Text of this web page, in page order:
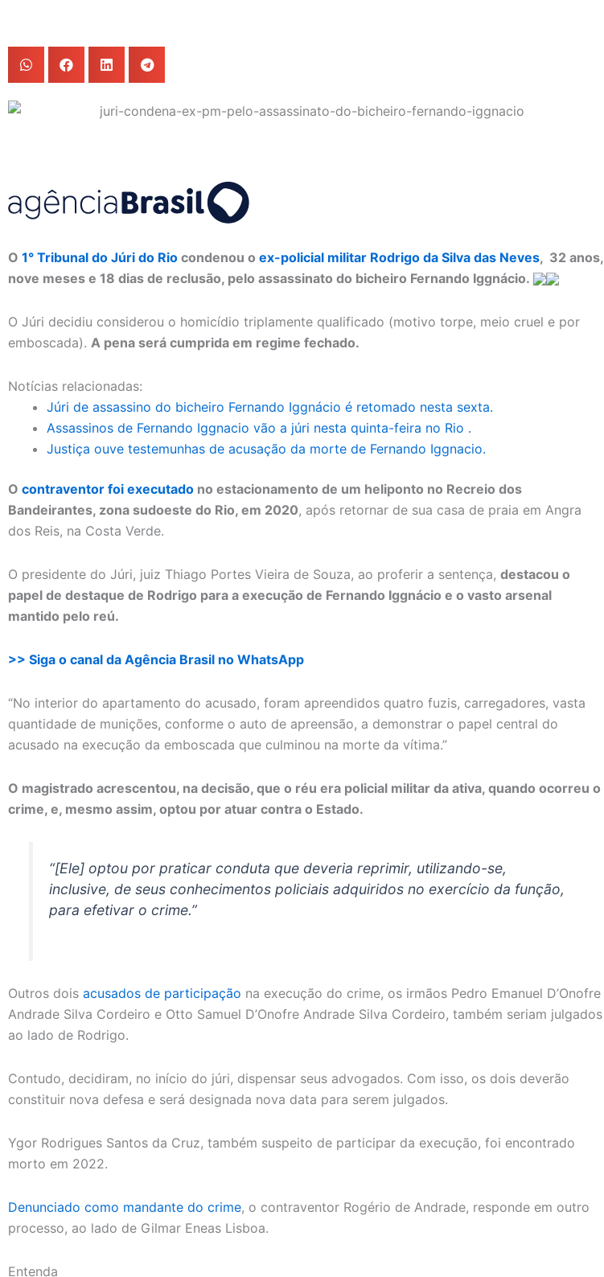
O 1° Tribunal do Júri do Rio condenou o ex-policial militar Rodrigo da Silva das Neves, 32 anos,
nove meses e 18 dias de reclusão, pelo assassinato do bicheiro Fernando Iggnácio.
O Júri decidiu considerou o homicídio triplamente qualificado (motivo torpe, meio cruel e por
emboscada). A pena será cumprida em regime fechado.
Notícias relacionadas:
Júri de assassino do bicheiro Fernando Iggnácio é retomado nesta sexta.
Assassinos de Fernando Iggnacio vão a júri nesta quinta-feira no Rio .
Justiça ouve testemunhas de acusação da morte de Fernando Iggnacio.
O contraventor foi executado no estacionamento de um heliponto no Recreio dos
Bandeirantes, zona sudoeste do Rio, em 2020, após retornar de sua casa de praia em Angra
dos Reis, na Costa Verde.
O presidente do Júri, juiz Thiago Portes Vieira de Souza, ao proferir a sentença, destacou o
papel de destaque de Rodrigo para a execução de Fernando Iggnácio e o vasto arsenal
mantido pelo reú.
>> Siga o canal da Agência Brasil no WhatsApp
“No interior do apartamento do acusado, foram apreendidos quatro fuzis, carregadores, vasta
quantidade de munições, conforme o auto de apreensão, a demonstrar o papel central do
acusado na execução da emboscada que culminou na morte da vítima.”
O magistrado acrescentou, na decisão, que o réu era policial militar da ativa, quando ocorreu o
crime, e, mesmo assim, optou por atuar contra o Estado.
“[Ele] optou por praticar conduta que deveria reprimir, utilizando-se,
inclusive, de seus conhecimentos policiais adquiridos no exercício da função,
para efetivar o crime.”
Outros dois acusados de participação na execução do crime, os irmãos Pedro Emanuel D’Onofre
Andrade Silva Cordeiro e Otto Samuel D’Onofre Andrade Silva Cordeiro, também seriam julgados
ao lado de Rodrigo.
Contudo, decidiram, no início do júri, dispensar seus advogados. Com isso, os dois deverão
constituir nova defesa e será designada nova data para serem julgados.
Ygor Rodrigues Santos da Cruz, também suspeito de participar da execução, foi encontrado
morto em 2022.
Denunciado como mandante do crime, o contraventor Rogério de Andrade, responde em outro
processo, ao lado de Gilmar Eneas Lisboa.
Entenda